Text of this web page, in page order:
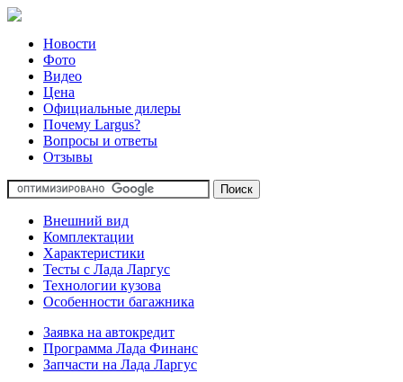
Новости
Фото
Видео
Цена
Официальные дилеры
Почему Largus?
Вопросы и ответы
Отзывы
Внешний вид
Комплектации
Характеристики
Тесты с Лада Ларгус
Технологии кузова
Особенности багажника
Заявка на автокредит
Программа Лада Финанс
Запчасти на Лада Ларгус